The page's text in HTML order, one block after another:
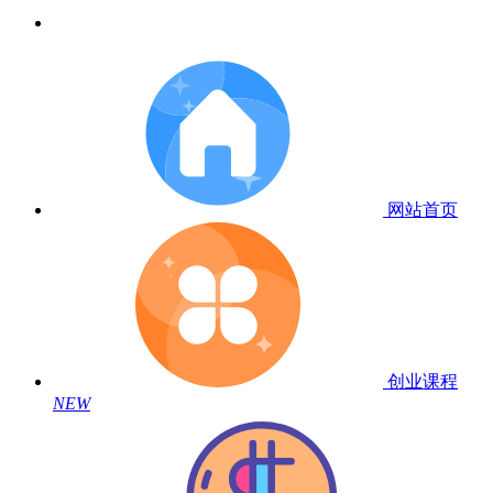
网站首页
创业课程
NEW